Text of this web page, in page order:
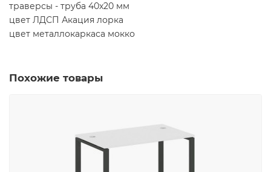
траверсы - труба 40х20 мм
цвет ЛДСП Акация лорка
цвет металлокаркаса мокко
Похожие товары